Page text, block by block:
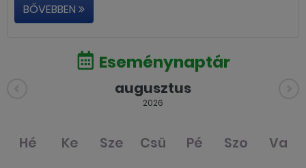
BŐVEBBEN
Eseménynaptár
augusztus
2026
Hé Ke Sze Csü Pé Szo Va